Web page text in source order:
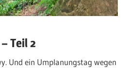
Teil 2
Und ein Umplanungstag wegen